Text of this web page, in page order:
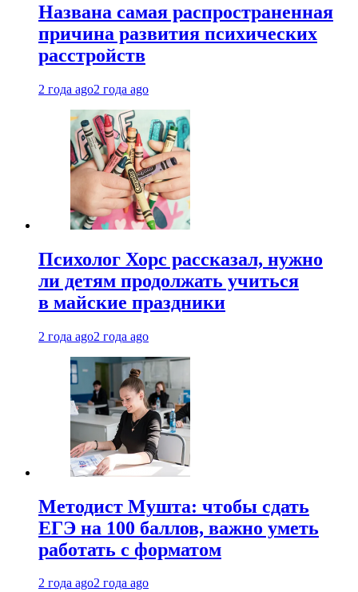
Названа самая распространенная
причина развития психических
расстройств
2 года ago2 года ago
Психолог Хорс рассказал, нужно
ли детям продолжать учиться
в майские праздники
2 года ago2 года ago
Методист Мушта: чтобы сдать
ЕГЭ на 100 баллов, важно уметь
работать с форматом
2 года ago2 года ago